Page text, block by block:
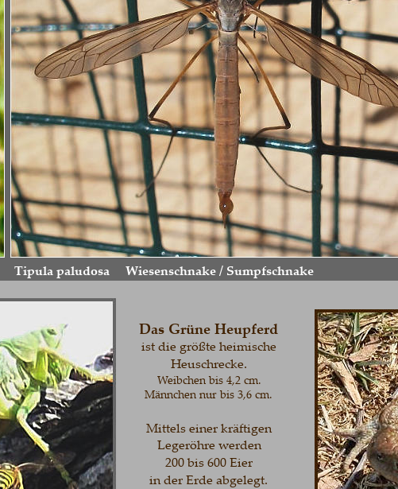
Tipula paludosa Wiesenschnake / Sumpfschnake
Das Grüne Heupferd
ist die größte heimische
Heuschrecke.
Weibchen bis 4,2 cm.
Männchen nur bis 3,6 cm.
Mittels einer kräftigen
Legeröhre werden
200 bis 600 Eier
in der Erde abgelegt.